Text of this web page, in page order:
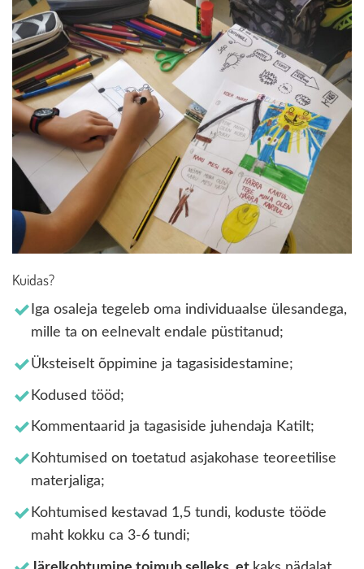
Kuidas?
Iga osaleja tegeleb oma individuaalse ülesandega,
mille ta on eelnevalt endale püstitanud;
Üksteiselt õppimine ja tagasisidestamine;
Kodused tööd;
Kommentaarid ja tagasiside juhendaja Katilt;
Kohtumised on toetatud asjakohase teoreetilise
materjaliga;
Kohtumised kestavad 1,5 tundi, koduste tööde
maht kokku ca 3-6 tundi;